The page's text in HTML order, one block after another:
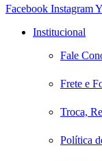
Facebook Instagram
Institucional
Fale
Frete e
Troca,
Política